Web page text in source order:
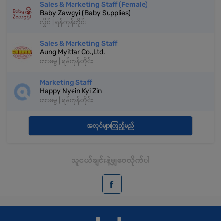
Sales & Marketing Staff (Female)
Baby Zawgyi (Baby Supplies)
လှိုင် | ရန်ကုန်တိုင်း
Sales & Marketing Staff
Aung Myittar Co.,Ltd.
တာမွေ | ရန်ကုန်တိုင်း
Marketing Staff
Happy Nyein Kyi Zin
တာမွေ | ရန်ကုန်တိုင်း
အလုပ်များကြည့်မည်
သူငယ်ချင်းနဲ့မျှဝေလိုက်ပါ